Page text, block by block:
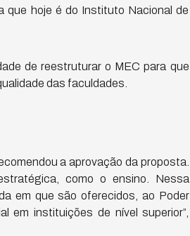
que hoje é do Instituto Nacional de
de reestruturar o MEC para que
das faculdades.
a aprovação da proposta.
como o ensino. Nessa
em que são oferecidos, ao Poder
em instituições de nível superior”,